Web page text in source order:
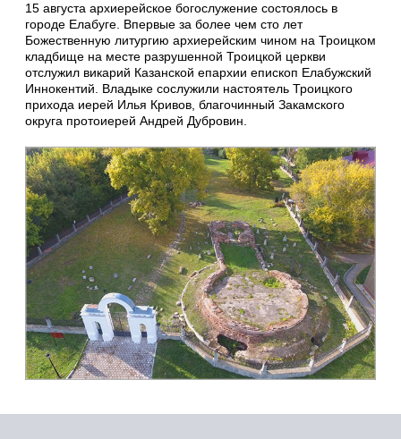
15 августа архиерейское богослужение состоялось в
городе Елабуге. Впервые за более чем сто лет
Божественную литургию архиерейским чином на Троицком
кладбище на месте разрушенной Троицкой церкви
отслужил викарий Казанской епархии епископ Елабужский
Иннокентий. Владыке сослужили настоятель Троицкого
прихода иерей Илья Кривов, благочинный Закамского
округа протоиерей Андрей Дубровин.